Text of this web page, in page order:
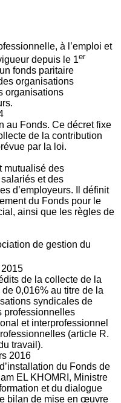
à l’emploi et
depuis le 1er
fonds paritaire
organisations
organisations
au Fonds. Ce décret fixe
de la contribution
par la loi.
mutualisé des
et des
d’employeurs. Il définit
du Fonds pour le
ainsi que les règles de
de gestion du
de la collecte de la
0,016% au titre de la
syndicales de
professionnelles
et interprofessionnel
(article R.
travail).
2016
du Fonds de
EL KHOMRI, Ministre
et du dialogue
bilan de mise en œuvre